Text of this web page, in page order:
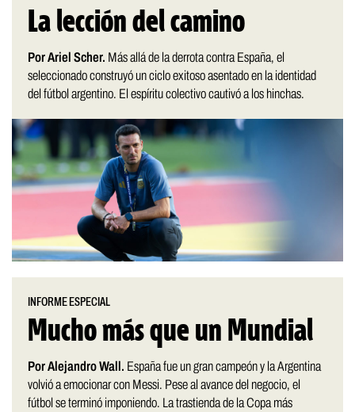
La lección del camino
Por Ariel Scher. Más allá de la derrota contra España, el
seleccionado construyó un ciclo exitoso asentado en la identidad
del fútbol argentino. El espíritu colectivo cautivó a los hinchas.
INFORME ESPECIAL
Mucho más que un Mundial
Por Alejandro Wall. España fue un gran campeón y la Argentina
volvió a emocionar con Messi. Pese al avance del negocio, el
fútbol se terminó imponiendo. La trastienda de la Copa más